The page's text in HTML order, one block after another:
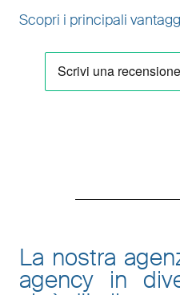
Scopri i principali
La nostra
agency in